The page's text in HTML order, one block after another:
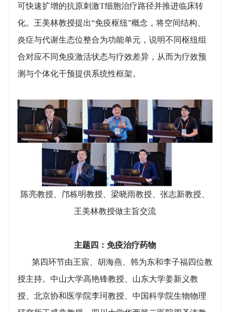
可快速扩增的抗原刺激T细胞治疗路径并推进临床转
化。王美林教授提出“免疫枢纽”概念，将空间结构、
炎症与代谢生态位整合为功能单元，说明不同枢纽组
合对应不同免疫激活状态与疗效差异，从而为疗效预
测与个体化干预提供系统性框架。
陈亮教授、邝栋明教授、梁晓雨教授、张志新教授、
王美林教授做主旨交流
主题四：免疫治疗药物
第四环节由王宸、胡海燕、韩为东和李子福四位教
授主持。中山大学高艳锋教授、山东大学姜新义教
授、北京协和医学院李珂教授、中国科学院生物物理